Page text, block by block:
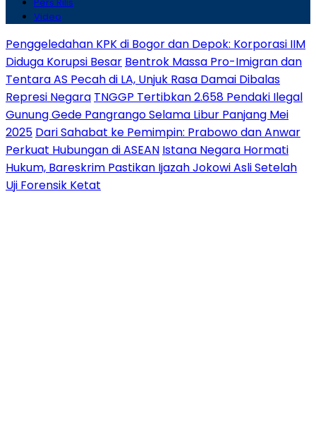
Video
Penggeledahan KPK di Bogor dan Depok: Korporasi IIM
Diduga Korupsi Besar Bentrok Massa Pro-Imigran dan
Tentara AS Pecah di LA, Unjuk Rasa Damai Dibalas
Represi Negara TNGGP Tertibkan 2.658 Pendaki Ilegal
Gunung Gede Pangrango Selama Libur Panjang Mei
2025 Dari Sahabat ke Pemimpin: Prabowo dan Anwar
Perkuat Hubungan di ASEAN Istana Negara Hormati
Hukum, Bareskrim Pastikan Ijazah Jokowi Asli Setelah
Uji Forensik Ketat